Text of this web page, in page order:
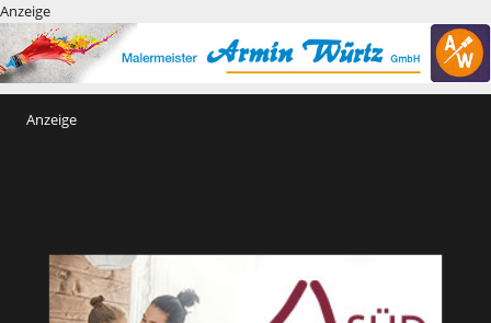
Anzeige
Anzeige